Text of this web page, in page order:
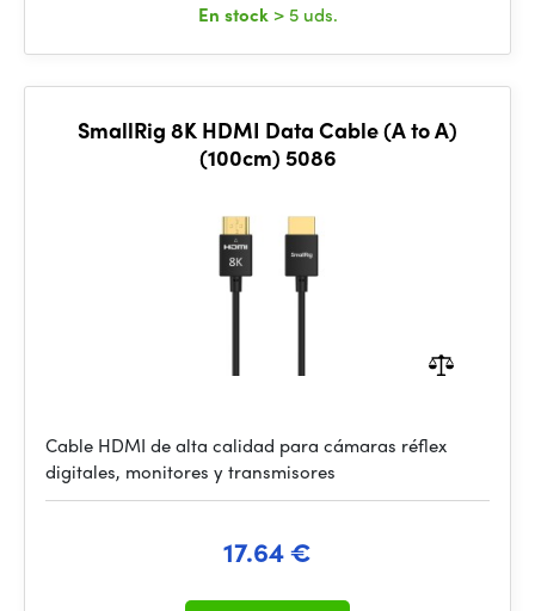
En stock > 5 uds.
SmallRig 8K HDMI Data Cable (A to A)
(100cm) 5086
Cable HDMI de alta calidad para cámaras réflex
digitales, monitores y transmisores
17.64 €